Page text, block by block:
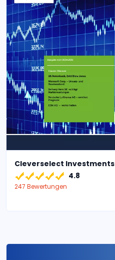
Cleverselect Investments
4.8
247 Bewertungen